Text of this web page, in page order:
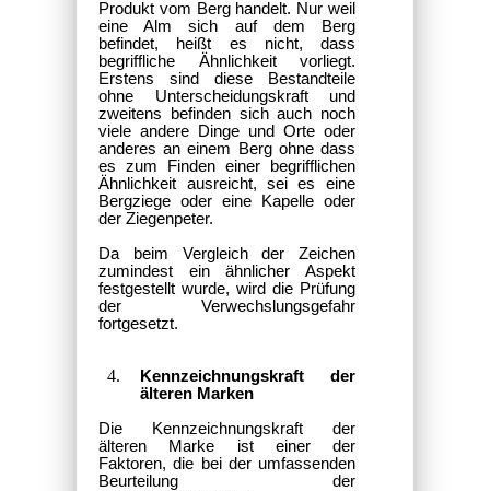
Produkt vom Berg handelt. Nur weil
eine Alm sich auf dem Berg
befindet, heißt es nicht, dass
begriffliche Ähnlichkeit vorliegt.
Erstens sind diese Bestandteile
ohne Unterscheidungskraft und
zweitens befinden sich auch noch
viele andere Dinge und Orte oder
anderes an einem Berg ohne dass
es zum Finden einer begrifflichen
Ähnlichkeit ausreicht, sei es eine
Bergziege oder eine Kapelle oder
der Ziegenpeter.
Da beim Vergleich der Zeichen
zumindest ein ähnlicher Aspekt
festgestellt wurde, wird die Prüfung
der Verwechslungsgefahr
fortgesetzt.
Kennzeichnungskraft der
älteren Marken
Die Kennzeichnungskraft der
älteren Marke ist einer der
Faktoren, die bei der umfassenden
Beurteilung der